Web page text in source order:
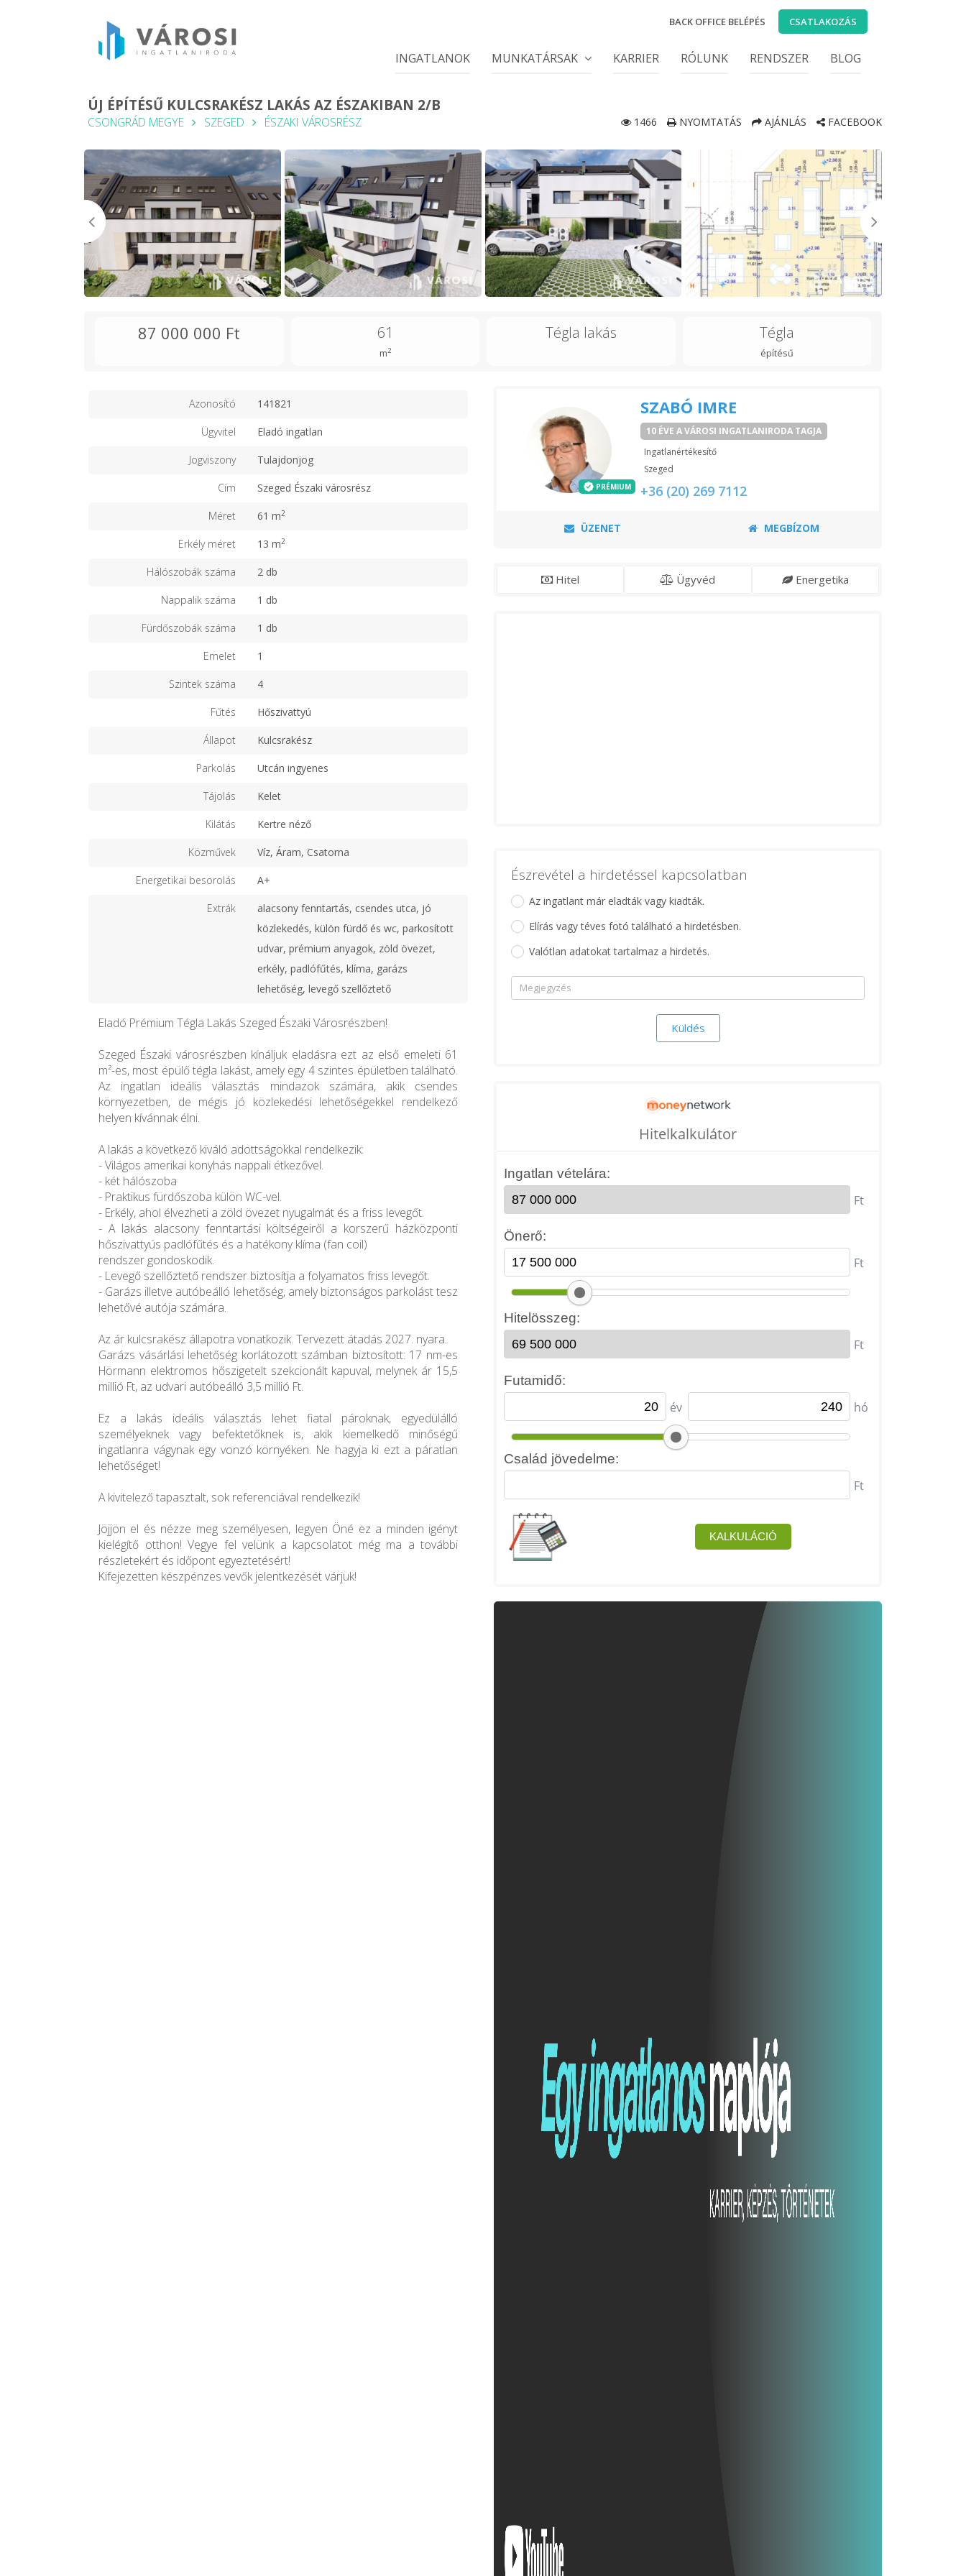
BACK OFFICE BELÉPÉS CSATLAKOZÁS
INGATLANOK MUNKATÁRSAK KARRIER RÓLUNK RENDSZER BLOG
ÚJ ÉPÍTÉSŰ KULCSRAKÉSZ LAKÁS AZ ÉSZAKIBAN 2/B
CSONGRÁD MEGYE SZEGED ÉSZAKI VÁROSRÉSZ 1466 NYOMTATÁS AJÁNLÁS FACEBOOK
87 000 000 Ft 61
m2
Tégla lakás Tégla
építésű
Azonosító 141821
Ügyvitel Eladó ingatlan
Jogviszony Tulajdonjog
Cím Szeged Északi városrész
Méret 61 m2
Erkély méret 13 m2
Hálószobák száma 2 db
Nappalik száma 1 db
Fürdőszobák száma 1 db
Emelet 1
Szintek száma 4
Fűtés Hőszivattyú
Állapot Kulcsrakész
Parkolás Utcán ingyenes
Tájolás Kelet
Kilátás Kertre néző
Közművek Víz, Áram, Csatorna
Energetikai besorolás A+
Extrák
alacsony fenntartás, csendes utca, jó
közlekedés, külön fürdő és wc, parkosított
udvar, prémium anyagok, zöld övezet,
erkély, padlófűtés, klíma, garázs
lehetőség, levegő szellőztető
Eladó Prémium Tégla Lakás Szeged Északi Városrészben!
Szeged Északi városrészben kínáljuk eladásra ezt az első emeleti 61
m²-es, most épülő tégla lakást, amely egy 4 szintes épületben található.
Az ingatlan ideális választás mindazok számára, akik csendes
környezetben, de mégis jó közlekedési lehetőségekkel rendelkező
helyen kívánnak élni.
A lakás a következő kiváló adottságokkal rendelkezik:
- Világos amerikai konyhás nappali étkezővel.
- két hálószoba
- Praktikus fürdőszoba külön WC-vel.
- Erkély, ahol élvezheti a zöld övezet nyugalmát és a friss levegőt.
- A lakás alacsony fenntartási költségeiről a korszerű házközponti
hőszivattyús padlófűtés és a hatékony klíma (fan coil)
rendszer gondoskodik.
- Levegő szellőztető rendszer biztosítja a folyamatos friss levegőt.
- Garázs illetve autóbeálló lehetőség, amely biztonságos parkolást tesz
lehetővé autója számára.
Az ár kulcsrakész állapotra vonatkozik. Tervezett átadás 2027. nyara.
Garázs vásárlási lehetőség korlátozott számban biztosított: 17 nm-es
Hörmann elektromos hőszigetelt szekcionált kapuval, melynek ár 15,5
millió Ft, az udvari autóbeálló 3,5 millió Ft.
Ez a lakás ideális választás lehet fiatal pároknak, egyedülálló
személyeknek vagy befektetőknek is, akik kiemelkedő minőségű
ingatlanra vágynak egy vonzó környéken. Ne hagyja ki ezt a páratlan
lehetőséget!
A kivitelező tapasztalt, sok referenciával rendelkezik!
Jöjjön el és nézze meg személyesen, legyen Öné ez a minden igényt
kielégítő otthon! Vegye fel velünk a kapcsolatot még ma a további
részletekért és időpont egyeztetésért!
Kifejezetten készpénzes vevők jelentkezését várjuk!
PRÉMIUM
SZABÓ IMRE
10 ÉVE A VÁROSI INGATLANIRODA TAGJA
Ingatlanértékesítő
Szeged
+36 (20) 269 7112
ÜZENET MEGBÍZOM
Hitel Ügyvéd Energetika
Észrevétel a hirdetéssel kapcsolatban
Az ingatlant már eladták vagy kiadták.
Elírás vagy téves fotó található a hirdetésben.
Valótlan adatokat tartalmaz a hirdetés.